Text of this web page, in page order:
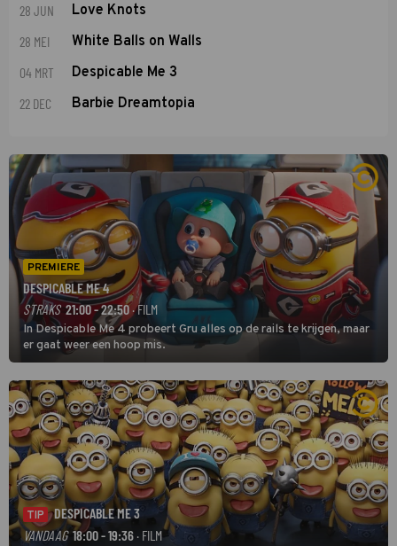
28 JUN Love Knots
28 MEI White Balls on Walls
04 MRT Despicable Me 3
22 DEC Barbie Dreamtopia
PREMIERE
DESPICABLE ME 4
STRAKS 21:00 - 22:50· FILM
In Despicable Me 4 probeert Gru alles op de rails te krijgen, maar
er gaat weer een hoop mis.
TIP
DESPICABLE ME 3
VANDAAG 18:00 - 19:36· FILM